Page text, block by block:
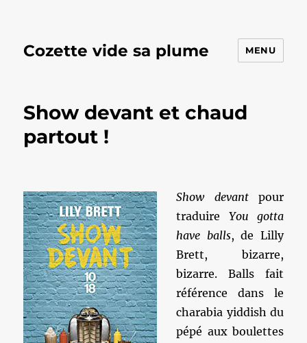
Cozette vide sa plume MENU
Show devant et chaud
partout !
Show devantpour
traduire You gotta
have balls, de Lilly
Brett, bizarre,
bizarre. Balls fait
référence dans le
charabia yiddish du
pépé aux boulettes